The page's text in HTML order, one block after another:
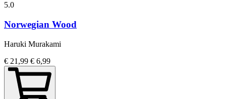
5.0
Norwegian Wood
Haruki Murakami
€ 21,99 € 6,99